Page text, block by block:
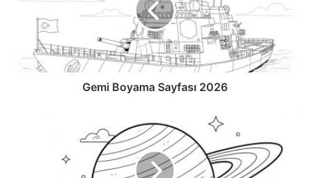
Gemi Boyama Sayfası 2026